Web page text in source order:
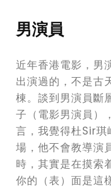
男演員
近年香港電影，男
出演過的，不是古
棟。談到男演員斷
子（電影男演員）
言，我覺得杜Sir
場，他不會教導演
時，其實是在摸索
你的（表）面是這